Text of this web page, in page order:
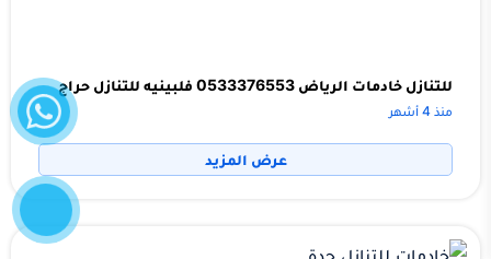
للتنازل خادمات الرياض 0533376553 فلبينيه للتنازل حراج
منذ 4 أشهر
عرض المزيد
واتساب
إتصل
الآن